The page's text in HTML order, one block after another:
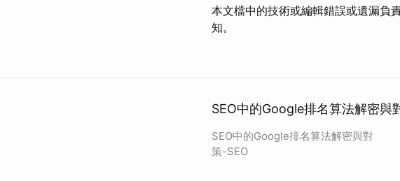
本文檔中的技術或編輯錯誤或遺漏負
知。
SEO中的Google排名算法解密與
SEO中的Google排名算法解密與對
策-SEO